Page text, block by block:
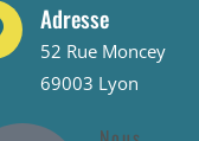
Adresse
52 Rue Moncey
69003 Lyon